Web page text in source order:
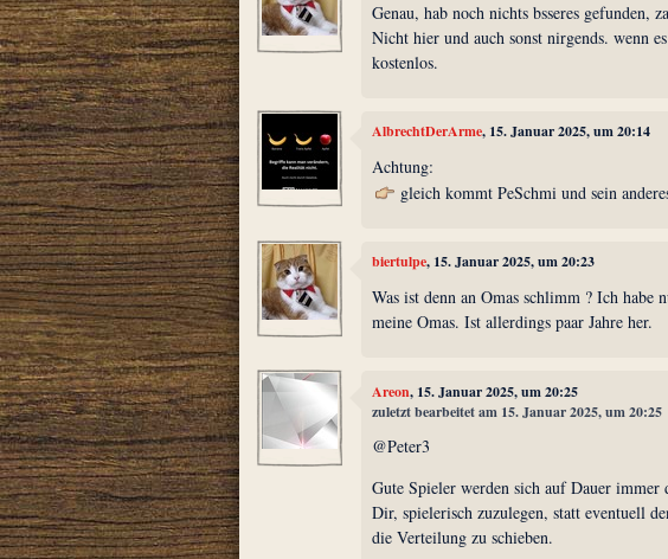
Genau, hab noch nichts bsseres gefunden,
Nicht hier und auch sonst nirgends. wenn
kostenlos.
AlbrechtDerArme, 15. Januar 2025, um 20:14
Achtung:
gleich kommt PeSchmi und sein
biertulpe, 15. Januar 2025, um 20:23
Was ist denn an Omas schlimm ? Ich habe
meine Omas. Ist allerdings paar Jahre her.
Areon, 15. Januar 2025, um 20:25
zuletzt bearbeitet am 15. Januar 2025, um 20:25
@Peter3
Gute Spieler werden sich auf Dauer immer
Dir, spielerisch zuzulegen, statt eventuell
die Verteilung zu schieben.